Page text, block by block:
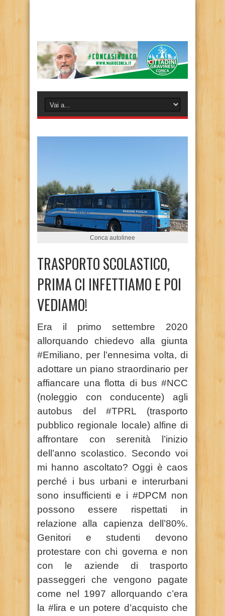
Conca autolinee
TRASPORTO SCOLASTICO,
PRIMA CI INFETTIAMO E POI
VEDIAMO!
Era il primo settembre 2020
allorquando chiedevo alla giunta
#Emiliano, per l’ennesima volta, di
adottare un piano straordinario per
affiancare una flotta di bus #NCC
(noleggio con conducente) agli
autobus del #TPRL (trasporto
pubblico regionale locale) alfine di
affrontare con serenità l’inizio
dell’anno scolastico. Secondo voi
mi hanno ascoltato? Oggi è caos
perché i bus urbani e interurbani
sono insufficienti e i #DPCM non
possono essere rispettati in
relazione alla capienza dell’80%.
Genitori e studenti devono
protestare con chi governa e non
con le aziende di trasporto
passeggeri che vengono pagate
come nel 1997 allorquando c’era
la #lira e un potere d’acquisto che